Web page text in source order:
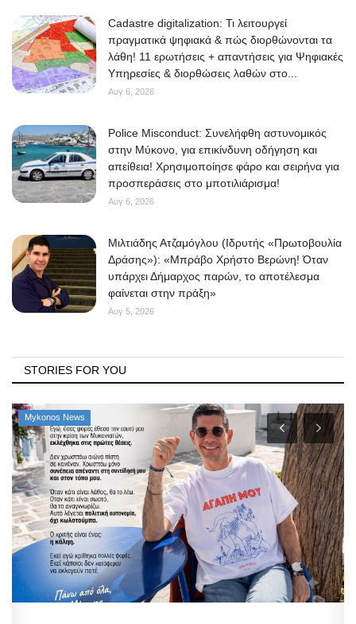
Cadastre digitalization: Τι λειτουργεί
πραγματικά ψηφιακά & πώς διορθώνονται τα
λάθη! 11 ερωτήσεις + απαντήσεις για Ψηφιακές
Υπηρεσίες & διορθώσεις λαθών στο...
Αυγ 6, 2026
Police Misconduct: Συνελήφθη αστυνομικός
στην Μύκονο, για επικίνδυνη οδήγηση και
απείθεια! Χρησιμοποίησε φάρο και σειρήνα για
προσπεράσεις στο μποτιλιάρισμα!
Αυγ 6, 2026
Μιλτιάδης Ατζαμόγλου (Ιδρυτής «Πρωτοβουλία
Δράσης»): «Μπράβο Χρήστο Βερώνη! Όταν
υπάρχει Δήμαρχος παρών, το αποτέλεσμα
φαίνεται στην πράξη»
Αυγ 5, 2026
STORIES FOR YOU
Mykonos News